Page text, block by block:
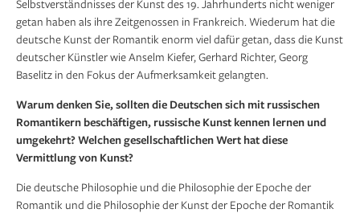
Selbstverständnisses der Kunst des 19. Jahrhunderts nicht weniger
getan haben als ihre Zeitgenossen in Frankreich. Wiederum hat die
deutsche Kunst der Romantik enorm viel dafür getan, dass die Kunst
deutscher Künstler wie Anselm Kiefer, Gerhard Richter, Georg
Baselitz in den Fokus der Aufmerksamkeit gelangten.
Warum denken Sie, sollten die Deutschen sich mit russischen
Romantikern beschäftigen, russische Kunst kennen lernen und
umgekehrt? Welchen gesell­schaftlichen Wert hat diese
Vermittlung von Kunst?
Die deutsche Philosophie und die Philosophie der Epoche der
Romantik und die Philosophie der Kunst der Epoche der Romantik